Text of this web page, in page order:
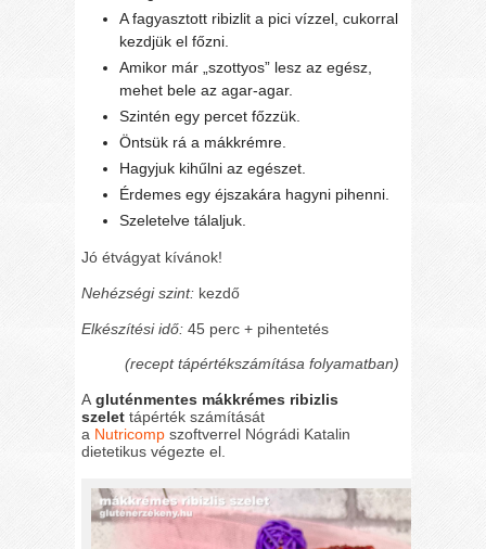
A fagyasztott ribizlit a pici vízzel, cukorral
kezdjük el főzni.
Amikor már „szottyos” lesz az egész,
mehet bele az agar-agar.
Szintén egy percet főzzük.
Öntsük rá a mákkrémre.
Hagyjuk kihűlni az egészet.
Érdemes egy éjszakára hagyni pihenni.
Szeletelve tálaljuk.
Jó étvágyat kívánok!
Nehézségi szint: kezdő
Elkészítési idő: 45 perc + pihentetés
(recept tápértékszámítása folyamatban)
A gluténmentes mákkrémes ribizlis
szelet tápérték számítását
a Nutricomp szoftverrel Nógrádi Katalin
dietetikus végezte el.